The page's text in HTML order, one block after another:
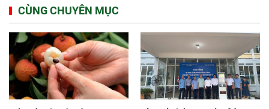
CÙNG CHUYÊN MỤC